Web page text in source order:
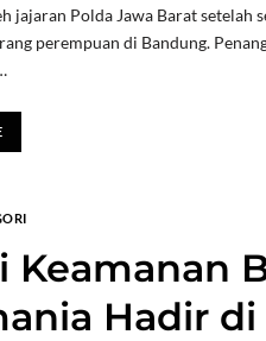
jajaran Polda Jawa Barat setelah
perempuan di Bandung.
Keamanan
Hadir di